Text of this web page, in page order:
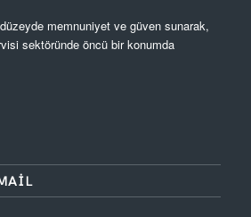
memnuniyet ve güven sunarak,
sektöründe öncü bir konumda